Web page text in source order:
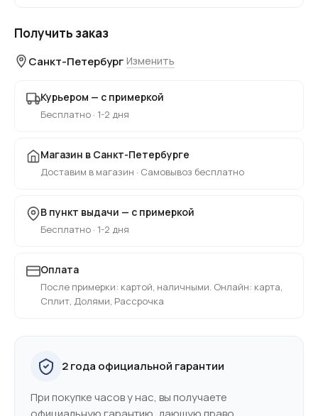
Получить заказ
Санкт-Петербург Изменить
Курьером — с примеркой
Бесплатно · 1-2 дня
Магазин в Санкт-Петербурге
Доставим в магазин · Самовывоз бесплатно
В пункт выдачи — с примеркой
Бесплатно · 1-2 дня
Оплата
После примерки: картой, наличными. Онлайн: карта,
Сплит, Долями, Рассрочка
2 года официальной гарантии
При покупке часов у нас, вы получаете